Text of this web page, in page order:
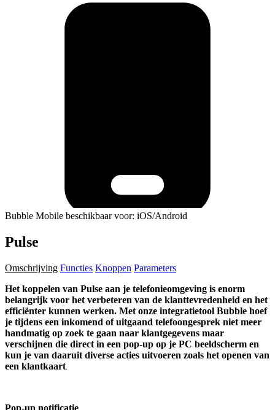
Bubble Mobile beschikbaar voor: iOS/Android
Pulse
Omschrijving Functies Knoppen Parameters
Het koppelen van Pulse aan je telefonieomgeving is enorm
belangrijk voor het verbeteren van de klanttevredenheid en het
efficiënter kunnen werken. Met onze integratietool Bubble hoef
je tijdens een inkomend of uitgaand telefoongesprek niet meer
handmatig op zoek te gaan naar klantgegevens maar
verschijnen die direct in een pop-up op je PC beeldscherm en
kun je van daaruit diverse acties uitvoeren zoals het openen van
een klantkaart
Pop-up notificatie